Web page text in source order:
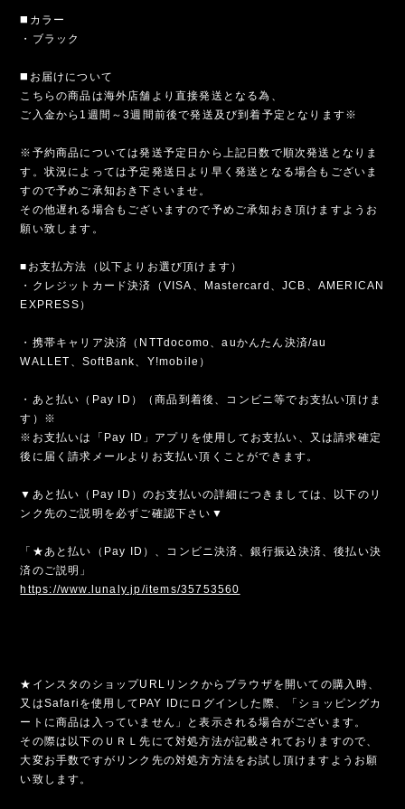
◼️カラー
・ブラック
◼️お届けについて
こちらの商品は海外店舗より直接発送となる為、
ご入金から1週間～3週間前後で発送及び到着予定となります※
※予約商品については発送予定日から上記日数で順次発送となりま
す。状況によっては予定発送日より早く発送となる場合もございま
すので予めご承知おき下さいませ。
その他遅れる場合もございますので予めご承知おき頂けますようお
願い致します。
■お支払方法（以下よりお選び頂けます）
・クレジットカード決済（VISA、Mastercard、JCB、AMERICAN
EXPRESS）
・携帯キャリア決済（NTTdocomo、auかんたん決済/au
WALLET、SoftBank、Y!mobile）
・あと払い（Pay ID）（商品到着後、コンビニ等でお支払い頂けま
す）※
※お支払いは「Pay ID」アプリを使用してお支払い、又は請求確定
後に届く請求メールよりお支払い頂くことができます。
▼あと払い（Pay ID）のお支払いの詳細につきましては、以下のリ
ンク先のご説明を必ずご確認下さい▼
「★あと払い（Pay ID）、コンビニ決済、銀行振込決済、後払い決
済のご説明」
https://www.lunaly.jp/items/35753560
★インスタのショップURLリンクからブラウザを開いての購入時、
又はSafariを使用してPAY IDにログインした際、「ショッピングカ
ートに商品は入っていません」と表示される場合がございます。
その際は以下のＵＲＬ先にて対処方法が記載されておりますので、
大変お手数ですがリンク先の対処方方法をお試し頂けますようお願
い致します。